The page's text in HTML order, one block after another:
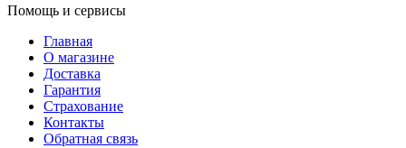
Помощь и сервисы
Главная
О магазине
Доставка
Гарантия
Страхование
Контакты
Обратная связь